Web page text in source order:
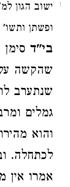
1
ישוב הגון
ופשתן
בי"ד
שהקשה
שנתערב
גמלים
והוא
לכתחלה.
אמרו אין